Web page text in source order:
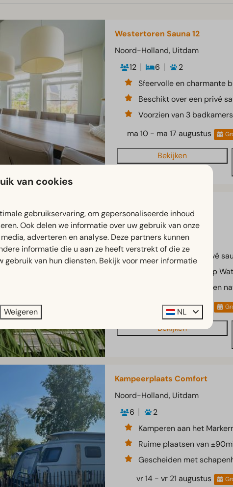
Westertoren Sauna 12
Noord-Holland, Uitdam
12
6
2
Sfeervolle en charmante
Beschikt over een privé
Voorzien van 3 badkamers
ma 10 - ma 17 augustus
Bekijken
Noord-Holland, Uitdam
6
3
Nee
Voorzien van een privé
Charmante woning op
Omringd door water en
ma 10 - ma 17 augustus
Bekijken
Kampeerplaats Comfort
Noord-Holland, Uitdam
6
2
Kamperen aan het
Ruime plaatsen van
Gescheiden met
vr 14 - vr 21 augustus
van cookies
gebruikservaring, om gepersonaliseerde inhoud
Ook delen we informatie over uw gebruik van onze
adverteren en analyse. Deze partners kunnen
informatie die u aan ze heeft verstrekt of die ze
gebruik van hun diensten. Bekijk voor meer informatie
Weigeren NL